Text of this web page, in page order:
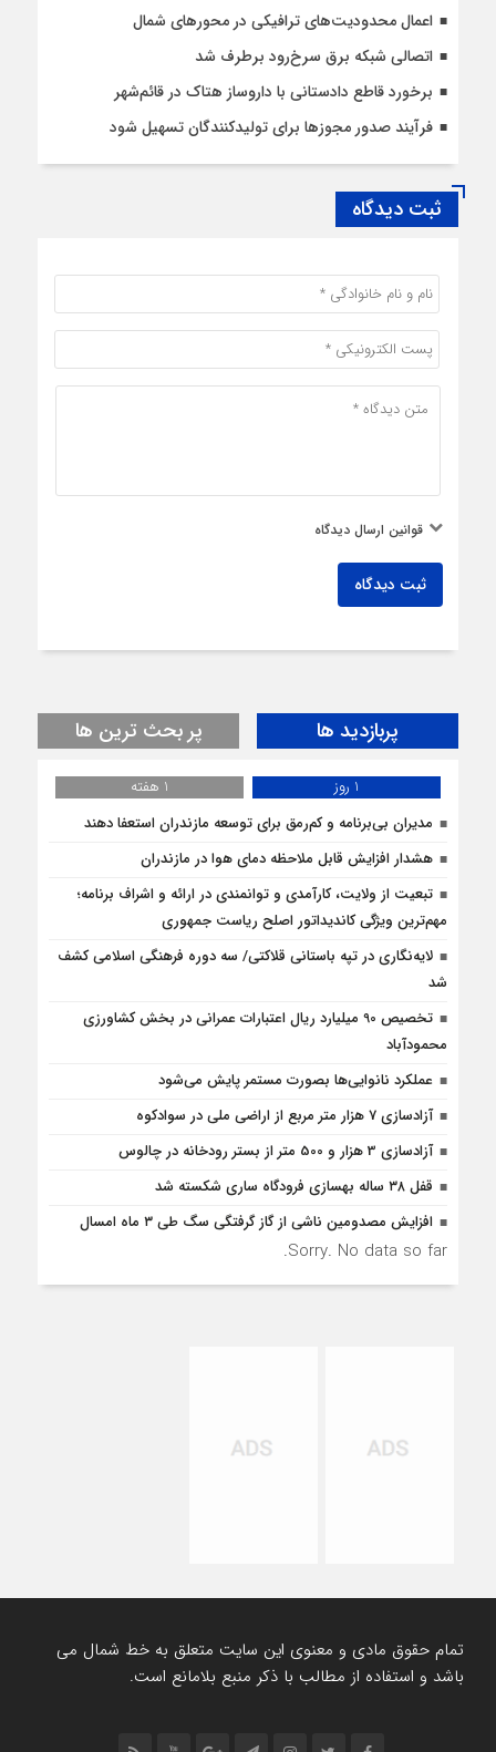
اعمال محدودیت‌‌های ترافیکی در محورهای شمال
اتصالی شبکه برق سرخ‌رود برطرف شد
برخورد قاطع دادستانی با داروساز هتاک در قائم‌شهر
فرآیند صدور مجوزها برای تولیدکنندگان تسهیل شود
ثبت دیدگاه
قوانین ارسال دیدگاه
ثبت دیدگاه
پربازدید ها پر بحث ترین ها
1 روز
1 هفته
مدیران بی‌برنامه و کم‌رمق برای توسعه مازندران استعفا دهند
هشدار افزایش قابل ملاحظه دمای هوا در مازندران
تبعیت از ولایت، کارآمدی و توانمندی در ارائه و اشراف برنامه؛
مهم‌ترین ویژگی کاندیداتور اصلح ریاست جمهوری
لایه‌نگاری در تپه باستانی قلاکتی/ سه دوره فرهنگی اسلامی کشف
شد
تخصیص 90 میلیارد ریال اعتبارات عمرانی در بخش کشاورزی
محمودآباد
عملکرد نانوایی‌ها بصورت مستمر پایش می‌شود
آزادسازی 7 هزار متر مربع از اراضی ملی در سوادکوه
آزادسازی 3 هزار و 500 متر از بستر رودخانه در چالوس
قفل ۳۸ ساله بهسازی فرودگاه ساری شکسته شد
افزایش مصدومین ناشی از گاز گرفتگی سگ طی ۳ ماه امسال
Sorry. No data so far.
تمام حقوق مادی و معنوی این سایت متعلق به خط شمال می
باشد و استفاده از مطالب با ذکر منبع بلامانع است.